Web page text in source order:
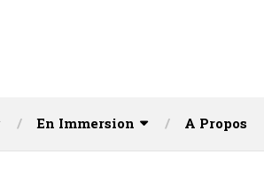
En Immersion A Propos